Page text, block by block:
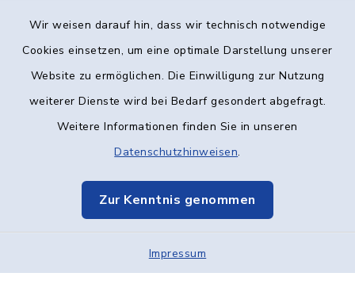
Wir weisen darauf hin, dass wir technisch notwendige
Cookies einsetzen, um eine optimale Darstellung unserer
Website zu ermöglichen. Die Einwilligung zur Nutzung
weiterer Dienste wird bei Bedarf gesondert abgefragt.
Weitere Informationen finden Sie in unseren
Datenschutzhinweisen.
Zur Kenntnis genommen
Impressum
Kontakt
Datenschutz
Elektronische Kommunikation
Sitemap